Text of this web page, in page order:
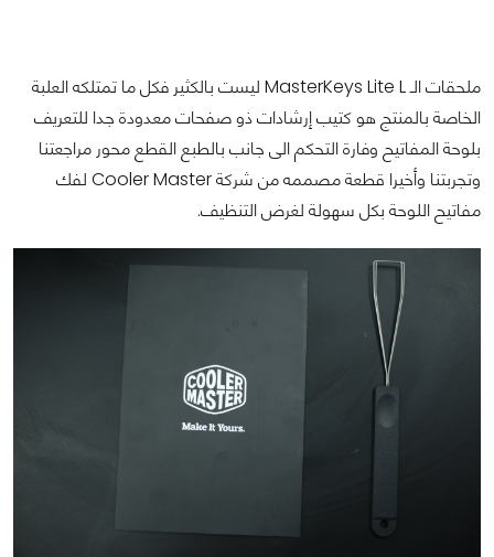
ملحقات الـ MasterKeys Lite L ليست بالكثير فكل ما تمتلكه العلبة
الخاصة بالمنتج هو كتيب إرشادات ذو صفحات معدودة جدا للتعريف
بلوحة المفاتيح وفارة التحكم الى جانب بالطبع القطع محور مراجعتنا
وتجربتنا وأخيرا قطعة مصممه من شركة Cooler Master لفك
مفاتيح اللوحة بكل سهولة لغرض التنظيف.